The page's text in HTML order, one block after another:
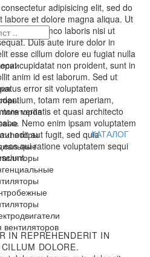
вентиляторов
КАТАЛОГ
adipisicing elit, sed do
labore et dolore magna aliqua. Ut
ullamco laboris nisi ut
Duis aute irure dolor in
esse cillum dolore eu fugiat nulla
cupidatat non proident, sunt in
anim id est laborum. Sed ut
error sit voluptatem
totam rem aperiam,
veritatis et quasi architecto
Nemo enim ipsam voluptatem
odit aut fugit, sed quia
qui ratione voluptatem sequi
IN REPREHENDERIT IN
DOLORE.